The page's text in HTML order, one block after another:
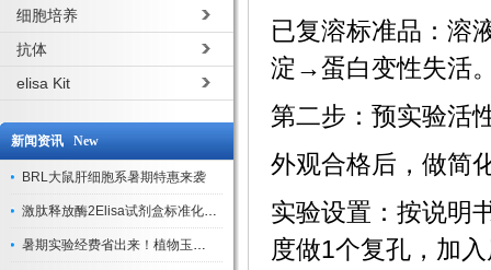
细胞培养
抗体
elisa Kit
新闻资讯 New
BRL大鼠肝细胞系暑期特惠来袭
激肽释放酶2Elisa试剂盒标准化实验操作与质控体系解析
暑期实验经费省出来！植物玉米索核苷（ZR ）elisa酶联免疫试剂盒
已复溶标准品：溶
淀→蛋白变性失活
第二步：预实验活
外观合格后，做简
实验设置‌：按说明
度做1个复孔，加